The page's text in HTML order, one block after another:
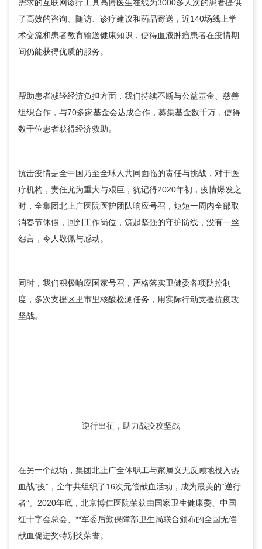
需求的互联网诊疗工具高博医生在线为3000多人次的患者提供
了高效的咨询、随访、诊疗建议和药品寄送，近140场线上学
术交流和患者教育输送健康知识，使得血液肿瘤患者在疫情期
间仍能获得优质的服务。
帮助患者减轻经济负担方面，我们持续不断与公益基金、慈善
组织合作，与70多家基金会达成合作，募集基金数千万，使得
数千位患者获得经济救助。
抗击疫情是全中国乃至全球人共同面临的责任与挑战，对于医
疗机构，责任尤为重大与艰巨，犹记得2020年初，疫情爆发之
时，全集团北上广医院医护团队响应号召，短短一周内全部取
消春节休假，回到工作岗位，筑起坚强的守护防线，没有一丝
怨言，令人敬佩与感动。
同时，我们积极响应国家号召，严格落实卫健委各项防控制
度，多次支援区里市里核酸检测任务，用实际行动支援抗疫攻
坚战。
逆行出征，助力战疫攻坚战
在另一个战场，集团北上广全体职工与家属义无反顾地投入热
血战“疫”，全年共组织了16次无偿献血活动，成为最美的“逆行
者”。2020年底，北京博仁医院荣获由国家卫生健康委、中国
红十字会总会、**军委后勤保障部卫生局联合颁布的全国无偿
献血促进奖特别奖荣誉。